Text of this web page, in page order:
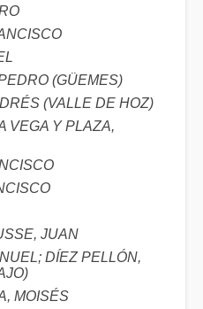
(GÜEMES)
(VALLE DE HOZ)
VEGA Y PLAZA,
JUAN
DÍEZ PELLÓN,
MOISÉS